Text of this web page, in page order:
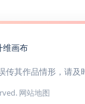
维画布
其作品情形，请及
网站地图